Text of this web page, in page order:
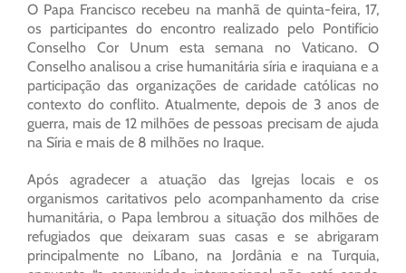
O Papa Francisco recebeu na manhã de quinta-feira, 17,
os participantes do encontro realizado pelo Pontifício
Conselho Cor Unum esta semana no Vaticano. O
Conselho analisou a crise humanitária síria e iraquiana e a
participação das organizações de caridade católicas no
contexto do conflito. Atualmente, depois de 3 anos de
guerra, mais de 12 milhões de pessoas precisam de ajuda
na Síria e mais de 8 milhões no Iraque.
Após agradecer a atuação das Igrejas locais e os
organismos caritativos pelo acompanhamento da crise
humanitária, o Papa lembrou a situação dos milhões de
refugiados que deixaram suas casas e se abrigaram
principalmente no Líbano, na Jordânia e na Turquia,